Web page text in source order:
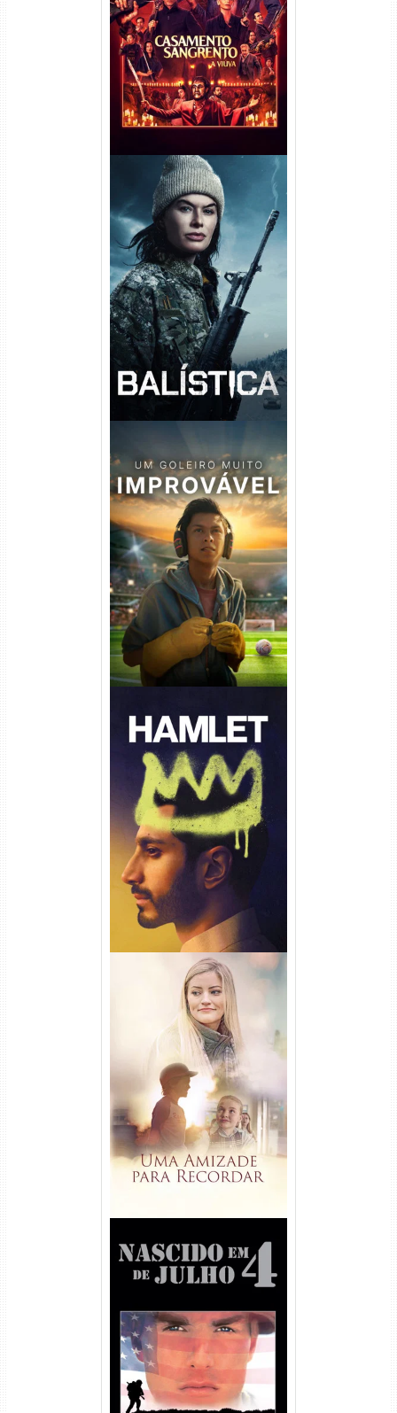
Casamento Sangrento: A
Viúva Torrent (2026) WEB-DL
720p/1080p/4K Dual Áudio
Balística Torrent (2025) WEB-
DL 1080p Dual Áudio
Um Goleiro Muito Improvável
Torrent (2026) WEB-DL 1080p
Dual Áudio
Hamlet Torrent (2026) WEB-
DL 1080p Dual Áudio
Uma Amizade para Recordar
Torrent (2025) WEB-DL 1080p
Dual Áudio
Nascido em 4 de Julho
Torrent (1989) WEB-DL 1080p
Dual Áudio